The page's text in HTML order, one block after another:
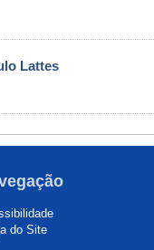
Lattes
do Site